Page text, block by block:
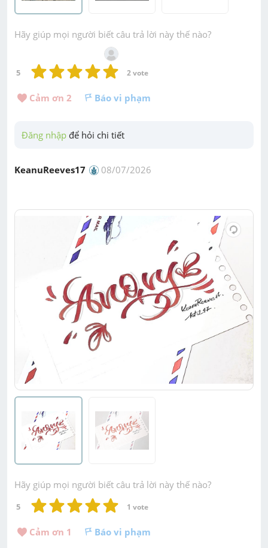
Hãy giúp mọi người biết câu trả lời này thế nào?
5 2 vote
Cảm ơn 2 Báo vi phạm
Đăng nhập để hỏi chi tiết
KeanuReeves17 08/07/2026
Hãy giúp mọi người biết câu trả lời này thế nào?
5 1 vote
Cảm ơn 1 Báo vi phạm